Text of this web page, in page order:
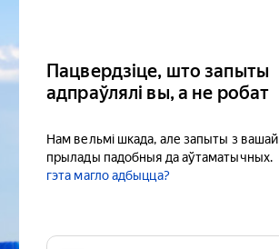
Пацвердзіце, што запыты
адпраўлялі вы, а не робат
Нам вельмі шкада, але запыты з вашай
прылады падобныя да аўтаматычных.
гэта магло адбыцца?